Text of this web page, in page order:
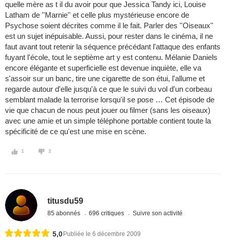
quelle mère as t il du avoir pour que Jessica Tandy ici, Louise
Latham de ''Marnie'' et celle plus mystérieuse encore de
Psychose soient décrites comme il le fait. Parler des ''Oiseaux''
est un sujet inépuisable. Aussi, pour rester dans le cinéma, il ne
faut avant tout retenir la séquence précédant l'attaque des enfants
fuyant l'école, tout le septième art y est contenu. Mélanie Daniels
encore élégante et superficielle est devenue inquiète, elle va
s'assoir sur un banc, tire une cigarette de son étui, l'allume et
regarde autour d'elle jusqu'à ce que le suivi du vol d'un corbeau
semblant malade la terrorise lorsqu'il se pose … Cet épisode de
vie que chacun de nous peut jouer ou filmer (sans les oiseaux)
avec une amie et un simple téléphone portable contient toute la
spécificité de ce qu'est une mise en scène.
1 2
titusdu59
85 abonnés 696 critiques Suivre son activité
5,0 Publiée le 6 décembre 2009